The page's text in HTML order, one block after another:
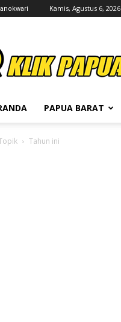
Kamis, Agustus 6, 2026
PAPUA BARAT
Tahun ini